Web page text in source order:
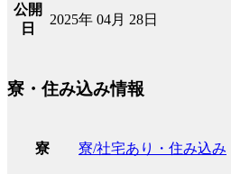
公開
日
2025年 04月 28日
寮・住み込み情報
寮 寮/社宅あり・住み込み